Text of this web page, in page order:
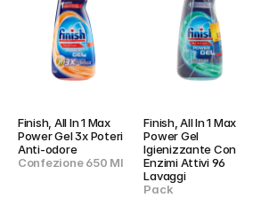
Finish, All In 1 Max
Power Gel 3x Poteri
Anti-odore
Confezione 650 Ml
Finish, All In 1 Max
Power Gel
Igienizzante Con
Enzimi Attivi 96
Lavaggi
Pack